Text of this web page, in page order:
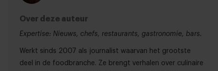
Over deze auteur
Expertise: Nieuws, chefs, restaurants, gastronomie, bars.
Werkt sinds 2007 als journalist waarvan het grootste
deel in de foodbranche. Ze brengt verhalen over culinaire